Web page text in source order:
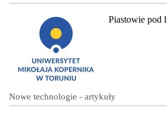
Piastowie pod
Nowe technologie - artykuły